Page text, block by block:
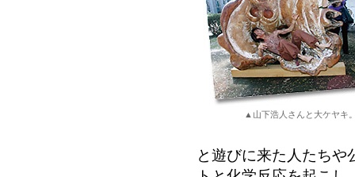
▲山下浩人さんと大ケヤキ
と遊びに来た人たち